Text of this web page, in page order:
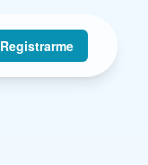
Registrarme